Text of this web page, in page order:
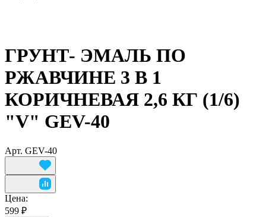
ГРУНТ- ЭМАЛЬ ПО
РЖАВЧИНЕ 3 В 1
КОРИЧНЕВАЯ 2,6 КГ (1/6)
"V" GEV-40
Арт. GEV-40
Цена:
599 ₽